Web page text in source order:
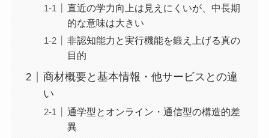
直近の学力向上は見えにくいが、中長期
的な意味は大きい
非認知能力と実行機能を鍛え上げる真の
目的
商材概要と基本情報・他サービスとの違
い
通学型とオンライン・通信型の構造的差
異